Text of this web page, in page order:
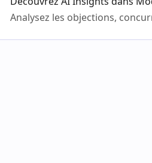
Analysez les objections,